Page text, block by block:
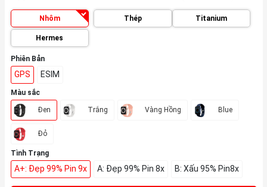
Nhôm Thép Titanium
Hermes
Phiên Bản
GPS ESIM
Màu sắc
Đen Trắng Vàng Hồng Blue
Đỏ
Tình Trạng
A+: Đẹp 99% Pin 9x A: Đẹp 99% Pin 8x B: Xấu 95% Pin8x